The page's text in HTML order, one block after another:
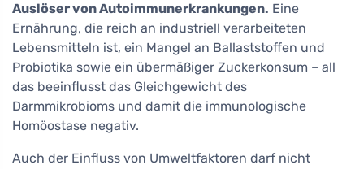
Auslöser von Autoimmunerkrankungen. Eine
Ernährung, die reich an industriell verarbeiteten
Lebensmitteln ist, ein Mangel an Ballaststoffen und
Probiotika sowie ein übermäßiger Zuckerkonsum – all
das beeinflusst das Gleichgewicht des
Darmmikrobioms und damit die immunologische
Homöostase negativ.
Auch der Einfluss von Umweltfaktoren darf nicht